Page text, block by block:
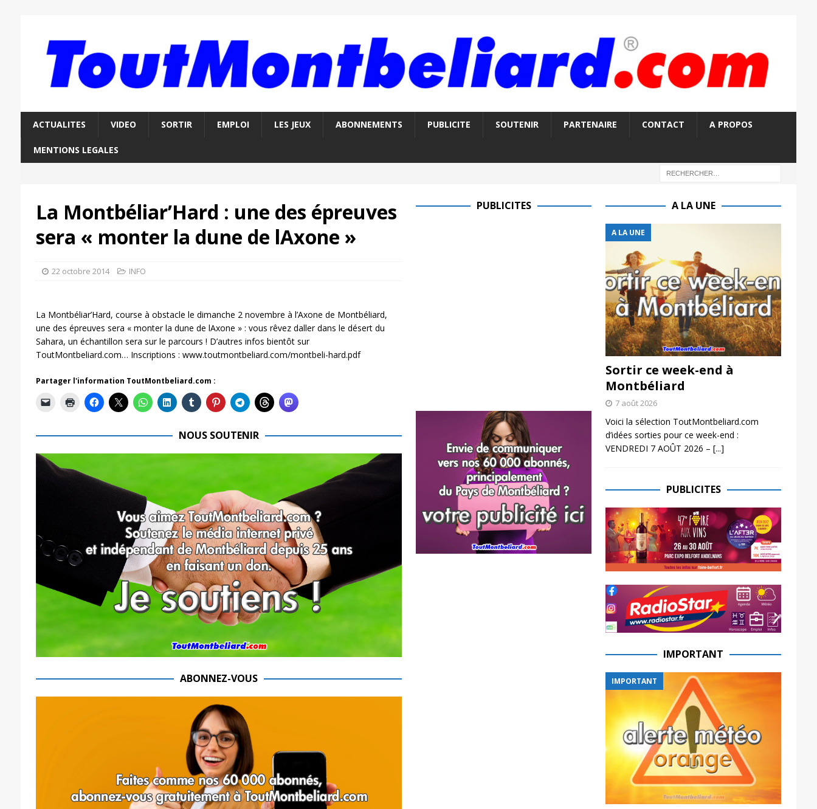
ACTUALITES VIDEO SORTIR EMPLOI LES JEUX ABONNEMENTS PUBLICITE SOUTENIR PARTENAIRE CONTACT A PROPOS
MENTIONS LEGALES
La Montbéliar’Hard : une des épreuves
sera « monter la dune de lAxone »
22 octobre 2014 INFO
La Montbéliar’Hard, course à obstacle le dimanche 2 novembre à l’Axone de Montbéliard,
une des épreuves sera « monter la dune de lAxone » : vous rêvez daller dans le désert du
Sahara, un échantillon sera sur le parcours ! D’autres infos bientôt sur
ToutMontbeliard.com… Inscriptions : www.toutmontbeliard.com/montbeli-hard.pdf
Partager l'information ToutMontbeliard.com :
NOUS SOUTENIR
ABONNEZ-VOUS
PUBLICITES A LA UNE
A LA UNE
Sortir ce week-end à
Montbéliard
7 août 2026
Voici la sélection ToutMontbeliard.com
d’idées sorties pour ce week-end :
VENDREDI 7 AOÛT 2026 – [...]
PUBLICITES
IMPORTANT
IMPORTANT